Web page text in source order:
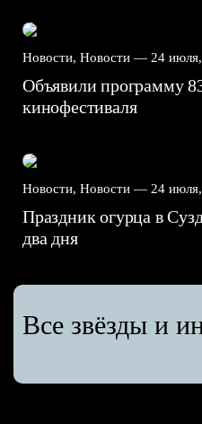
Новости, Новости — 24
Объявили программу
кинофестиваля
Новости, Новости — 24
Праздник огурца в
два дня
Все звёзды и